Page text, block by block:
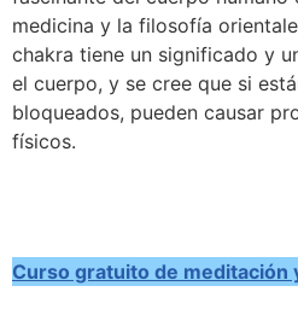
medicina y la filosofía
chakra tiene un significado y
el cuerpo, y se cree que si
bloqueados, pueden causar
físicos.
Curso gratuito de meditación